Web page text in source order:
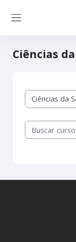
Ciências
Categorías
Buscar cursos